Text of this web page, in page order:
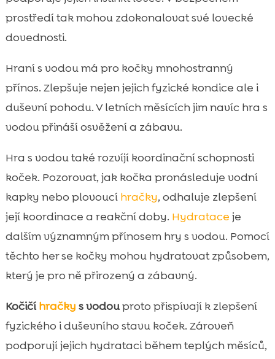
prostředí tak mohou zdokonalovat své lovecké
dovednosti.
Hraní s vodou má pro kočky mnohostranný
přínos. Zlepšuje nejen jejich fyzické kondice ale i
duševní pohodu. V letních měsících jim navíc hra s
vodou přináší osvěžení a zábavu.
Hra s vodou také rozvíjí koordinační schopnosti
koček. Pozorovat, jak kočka pronásleduje vodní
kapky nebo plovoucí hračky, odhaluje zlepšení
její koordinace a reakční doby. Hydratace je
dalším významným přínosem hry s vodou. Pomocí
těchto her se kočky mohou hydratovat způsobem,
který je pro ně přirozený a zábavný.
Kočičíhračky s vodouproto přispívají k zlepšení
fyzického i duševního stavu koček. Zároveň
podporují jejich hydrataci během teplých měsíců,